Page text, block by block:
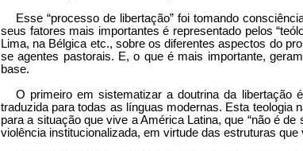
Esse “processo de libertação” foi tomando
seus fatores mais importantes é representado pe­los
Lima, na Bélgica etc., sobre os diferentes as­pectos do
se agentes pastorais. E, o que é mais im­portante,
base.
O primeiro em sistematizar a doutrina da
traduzida para todas as línguas modernas. Esta teologia
para a situação que vive a América Lati­na, que “não é
violência institucionalizada, em vir­tude das estruturas